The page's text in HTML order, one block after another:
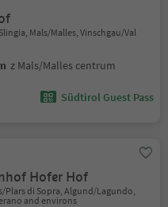
Mals/Malles, Vinschgau/Val
z Mals/Malles centrum
Südtirol Guest Pass
Hofer Hof
Plars di Sopra, Algund/Lagundo,
and environs